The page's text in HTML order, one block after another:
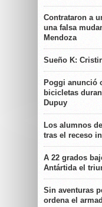
Contrataron a
una falsa
Mendoza
Sueño K:
Poggi anunció
bicicletas
Dupuy
Los alumnos
tras el receso
A 22 grados
Antártida el
Sin aventuras
ordena el